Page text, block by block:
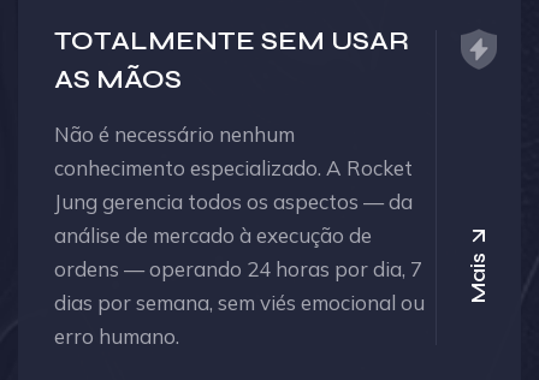
TOTALMENTE SEM USAR
AS MÃOS
Não é necessário nenhum
conhecimento especializado. A Rocket
Jung gerencia todos os aspectos — da
análise de mercado à execução de
ordens — operando 24 horas por dia, 7
dias por semana, sem viés emocional ou
erro humano.
Mais